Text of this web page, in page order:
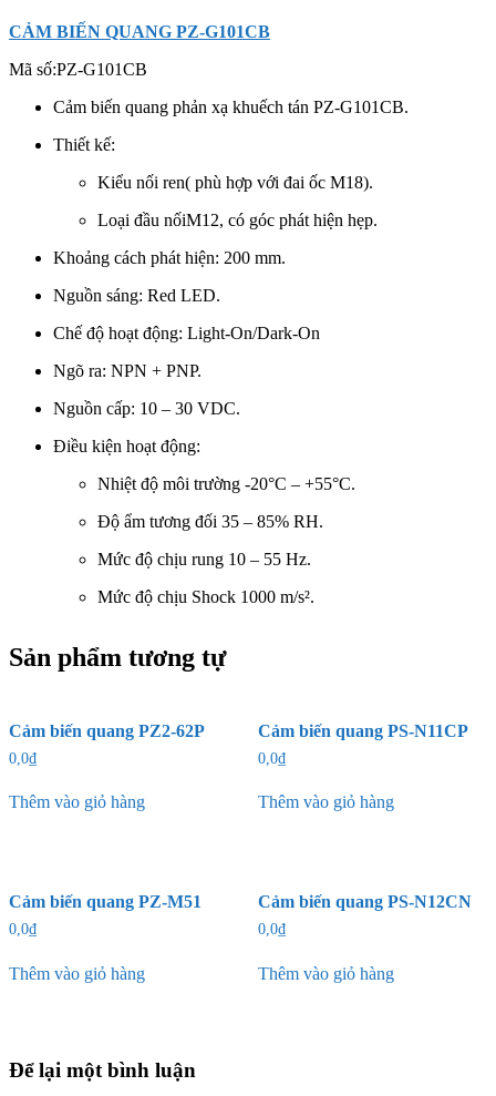
CẢM BIẾN QUANG PZ-G101CB
Mã số:PZ-G101CB
Cảm biến quang phản xạ khuếch tán PZ-G101CB.
Thiết kế:
Kiểu nối ren( phù hợp với đai ốc M18).
Loại đầu nốiM12, có góc phát hiện hẹp.
Khoảng cách phát hiện: 200 mm.
Nguồn sáng: Red LED.
Chế độ hoạt động: Light-On/Dark-On
Ngõ ra: NPN + PNP.
Nguồn cấp: 10 – 30 VDC.
Điều kiện hoạt động:
Nhiệt độ môi trường -20°C – +55°C.
Độ ẩm tương đối 35 – 85% RH.
Mức độ chịu rung 10 – 55 Hz.
Mức độ chịu Shock 1000 m/s².
Sản phẩm tương tự
Cảm biến quang PZ2-62P
0,0₫
Thêm vào giỏ hàng
Cảm biến quang PS-N11CP
0,0₫
Thêm vào giỏ hàng
Cảm biến quang PZ-M51
0,0₫
Thêm vào giỏ hàng
Cảm biến quang PS-N12CN
0,0₫
Thêm vào giỏ hàng
Để lại một bình luận